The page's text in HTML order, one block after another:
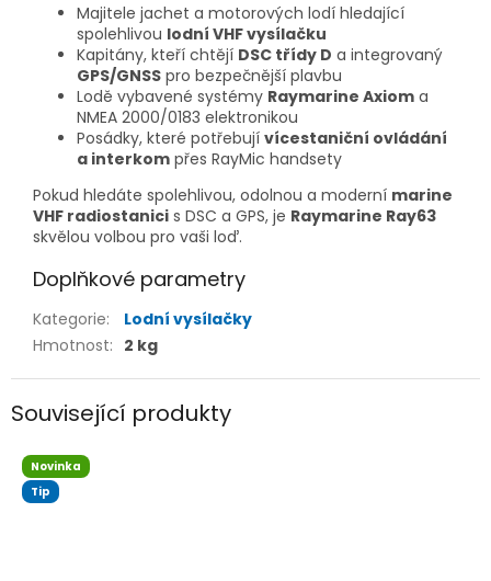
Majitele jachet a motorových lodí hledající
spolehlivou lodní VHF vysílačku
Kapitány, kteří chtějí DSC třídy D a integrovaný
GPS/GNSS pro bezpečnější plavbu
Lodě vybavené systémy Raymarine Axiom a
NMEA 2000/0183 elektronikou
Posádky, které potřebují vícestaniční ovládání
a interkom přes RayMic handsety
Pokud hledáte spolehlivou, odolnou a moderní marine
VHF radiostanici s DSC a GPS, je Raymarine Ray63
skvělou volbou pro vaši loď.
Doplňkové parametry
Kategorie:
Lodní vysílačky
Hmotnost: 2 kg
Související produkty
Novinka
Tip